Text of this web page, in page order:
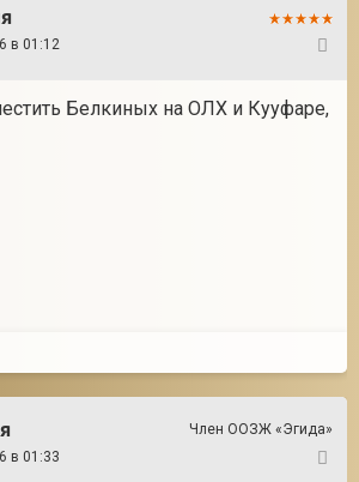
в 01:12
Белкиных на ОЛХ и Кууфаре,
Член ООЗЖ «Эгида»
в 01:33